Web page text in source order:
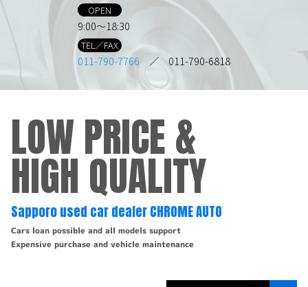
OPEN
9:00～18:30
TEL／FAX
011-790-7766 ／ 011-790-6818
LOW PRICE &
HIGH QUALITY
Sapporo used car dealer CHROME AUTO
Cars loan possible and all models support
Expensive purchase and vehicle maintenance